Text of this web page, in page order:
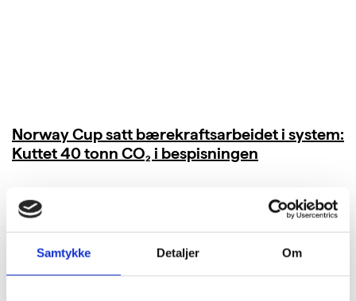
Samtykke Detaljer Om
Norway Cup satt bærekraftsarbeidet i system:
Kuttet 40 tonn CO₂ i bespisningen